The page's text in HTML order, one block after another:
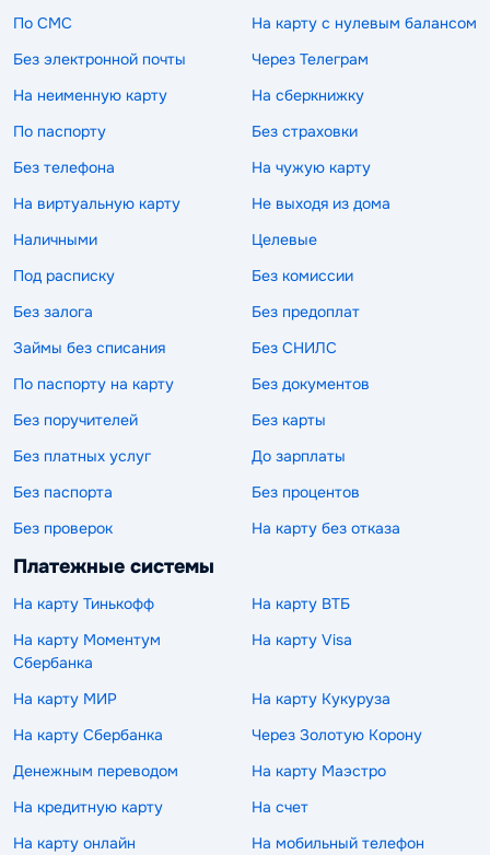
По СМС
На карту с нулевым балансом
Без электронной почты
Через Телеграм
На неименную карту
На сберкнижку
По паспорту
Без страховки
Без телефона
На чужую карту
На виртуальную карту
Не выходя из дома
Наличными
Целевые
Под расписку
Без комиссии
Без залога
Без предоплат
Займы без списания
Без СНИЛС
По паспорту на карту
Без документов
Без поручителей
Без карты
Без платных услуг
До зарплаты
Без паспорта
Без процентов
Без проверок
На карту без отказа
Платежные системы
На карту Тинькофф
На карту ВТБ
На карту Моментум
Сбербанка
На карту Visa
На карту МИР
На карту Кукуруза
На карту Сбербанка
Через Золотую Корону
Денежным переводом
На карту Маэстро
На кредитную карту
На счет
На карту онлайн
На мобильный телефон